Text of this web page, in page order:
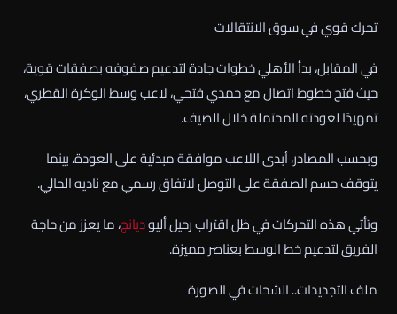
تحرك قوي في سوق الانتقالات
في المقابل، بدأ الأهلي خطوات جادة لتدعيم صفوفه بصفقات قوية،
حيث فتح خطوط اتصال مع حمدي فتحي، لاعب وسط الوكرة القطري،
تمهيدًا لعودته المحتملة خلال الصيف.
وبحسب المصادر، أبدى اللاعب موافقة مبدئية على العودة، بينما
يتوقف حسم الصفقة على التوصل لاتفاق رسمي مع ناديه الحالي.
وتأتي هذه التحركات في ظل اقتراب رحيل أليوديانج، ما يعزز من حاجة
الفريق لتدعيم خط الوسط بعناصر مميزة.
ملف التجديدات.. الشحات في الصورة